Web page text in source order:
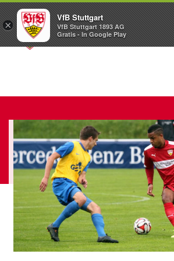
×
VfB Stuttgart
VfB Stuttgart 1893 AG
Gratis - In Google Play